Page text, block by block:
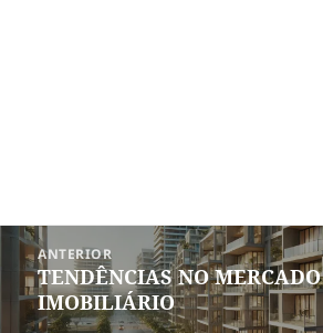
Navegação
Post
ANTERIOR
Post
anterior:
TENDÊNCIAS NO MERCADO
IMOBILIÁRIO